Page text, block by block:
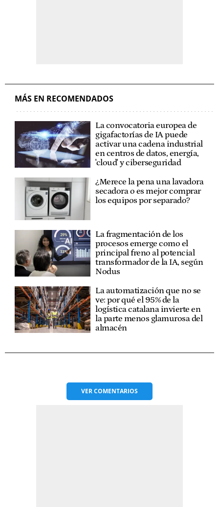
MÁS EN RECOMENDADOS
La convocatoria europea de
gigafactorías de IA puede
activar una cadena industrial
en centros de datos, energía,
'cloud' y ciberseguridad
¿Merece la pena una lavadora
secadora o es mejor comprar
los equipos por separado?
La fragmentación de los
procesos emerge como el
principal freno al potencial
transformador de la IA, según
Nodus
La automatización que no se
ve: por qué el 95% de la
logística catalana invierte en
la parte menos glamurosa del
almacén
VERCOMENTARIOS